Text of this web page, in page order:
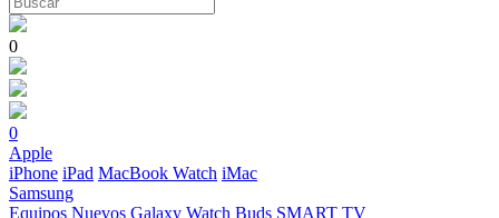
0
0
Apple
iPhone iPad MacBook Watch iMac
Samsung
Equipos Nuevos Galaxy Watch Buds SMART TV